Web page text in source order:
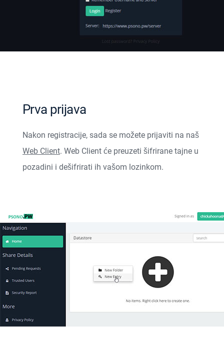
Prva prijava
Nakon registracije, sada se možete prijaviti na naš
Web Client. Web Client će preuzeti šifrirane tajne u
pozadini i dešifrirati ih vašom lozinkom.